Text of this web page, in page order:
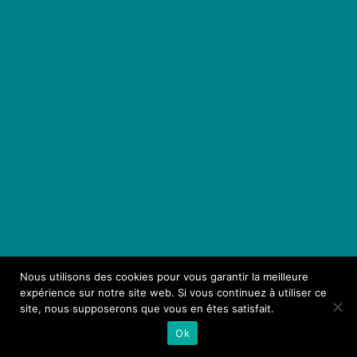
Nous utilisons des cookies pour vous garantir la meilleure
expérience sur notre site web. Si vous continuez à utiliser ce
site, nous supposerons que vous en êtes satisfait.
Ok